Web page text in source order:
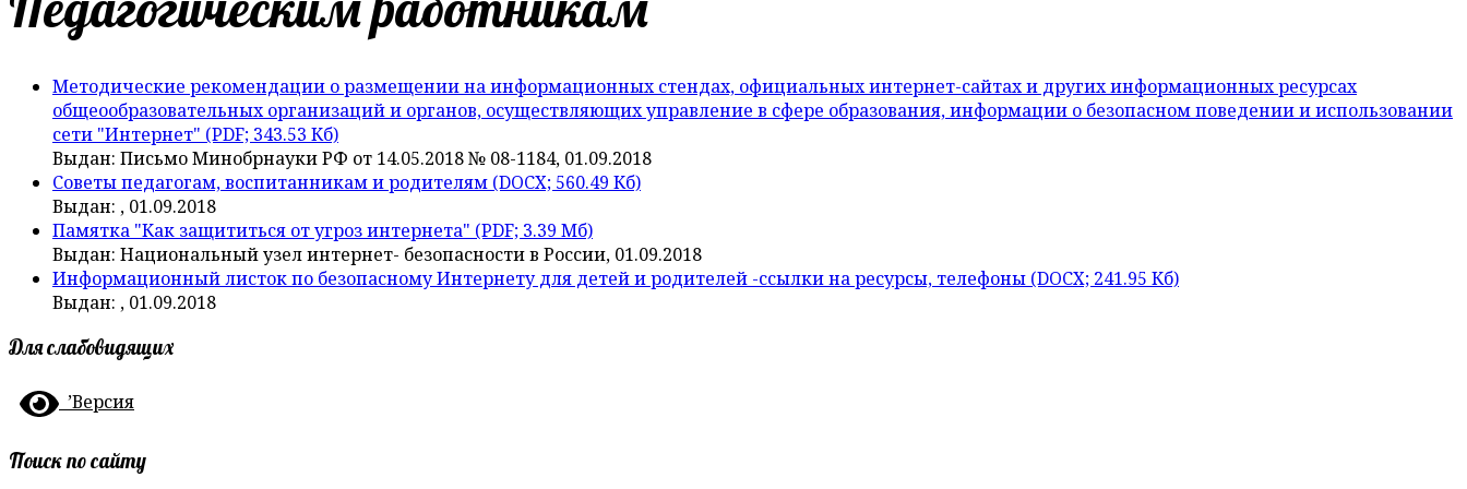
Методические рекомендации о размещении на информационных стендах, официальных интернет-сайтах и других информационных ресурсах
общеообразовательных организаций и органов, осуществляющих управление в сфере образования, информации о безопасном поведении и использовании
сети "Интернет" (PDF; 343.53 Кб)
Выдан: Письмо Минобрнауки РФ от 14.05.2018 № 08-1184, 01.09.2018
Советы педагогам, воспитанникам и родителям (DOCX; 560.49 Кб)
Выдан: , 01.09.2018
Памятка "Как защититься от угроз интернета" (PDF; 3.39 Мб)
Выдан: Национальный узел интернет- безопасности в России, 01.09.2018
Информационный листок по безопасному Интернету для детей и родителей -ссылки на ресурсы, телефоны (DOCX; 241.95 Кб)
Выдан: , 01.09.2018
Для слабовидящих
’Версия
Поиск по сайту